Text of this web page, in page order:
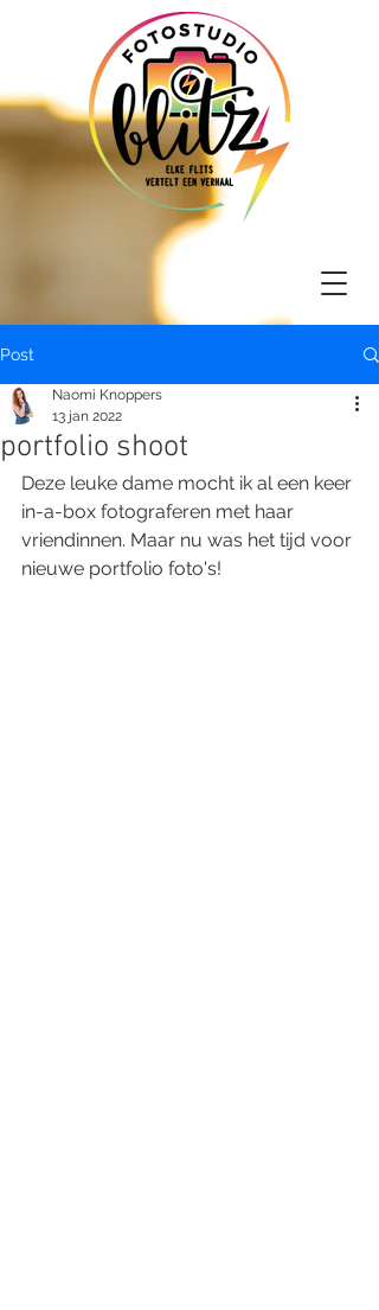
Post
portfolio shoot
Naomi Knoppers
13 jan 2022
Deze leuke dame mocht ik al een keer
in-a-box fotograferen met haar
vriendinnen. Maar nu was het tijd voor
nieuwe portfolio foto's!